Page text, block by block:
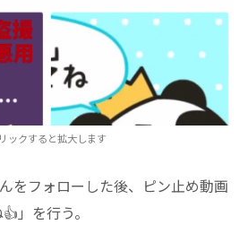
ックすると拡大します
をフォローした後、ピン止め動画
」を行う。